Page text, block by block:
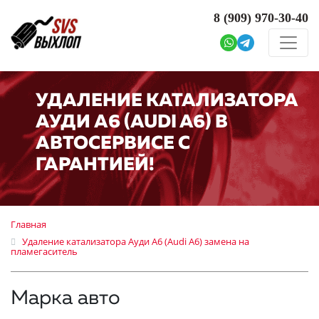
8 (909) 970-30-40
УДАЛЕНИЕ КАТАЛИЗАТОРА
АУДИ А6 (AUDI A6) В
АВТОСЕРВИСЕ С
ГАРАНТИЕЙ!
Главная
Удаление катализатора Ауди А6 (Audi A6) замена на
пламегаситель
Марка авто